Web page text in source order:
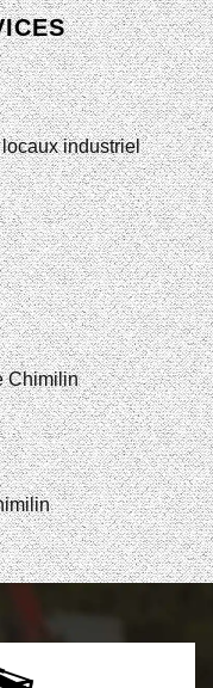
industriel
Chimilin